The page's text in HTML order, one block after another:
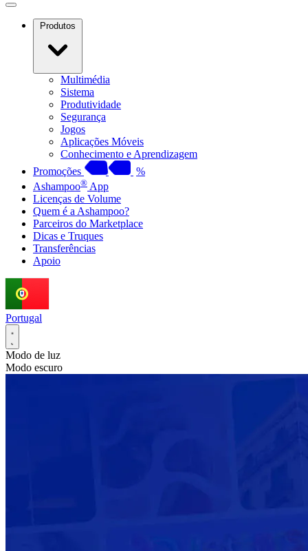
Produtos
Multimédia
Sistema
Produtividade
Segurança
Jogos
Aplicações Móveis
Conhecimento e Aprendizagem
Promoções
%
Ashampoo® App
Licenças de Volume
Quem é a Ashampoo?
Parceiros do Marketplace
Dicas e Truques
Transferências
Apoio
Portugal
Modo de luz
Modo escuro